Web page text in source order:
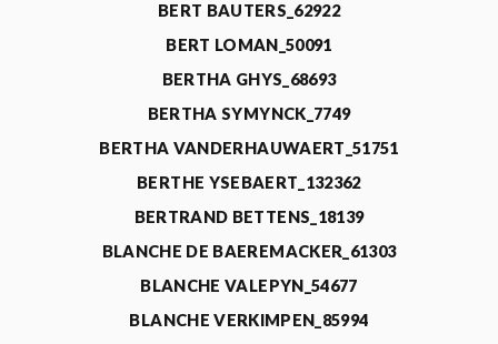
BERT BAUTERS_62922
BERT LOMAN_50091
BERTHA GHYS_68693
BERTHA SYMYNCK_7749
BERTHA VANDERHAUWAERT_51751
BERTHE YSEBAERT_132362
BERTRAND BETTENS_18139
BLANCHE DE BAEREMACKER_61303
BLANCHE VALEPYN_54677
BLANCHE VERKIMPEN_85994